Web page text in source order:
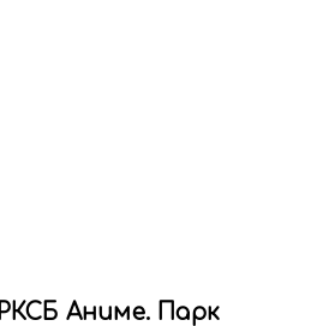
Аниме. Парк